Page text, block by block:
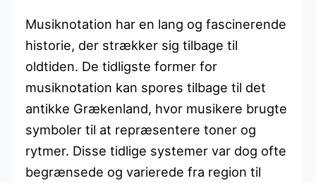
Musiknotation har en lang og fascinerende
historie, der strækker sig tilbage til
oldtiden. De tidligste former for
musiknotation kan spores tilbage til det
antikke Grækenland, hvor musikere brugte
symboler til at repræsentere toner og
rytmer. Disse tidlige systemer var dog ofte
begrænsede og varierede fra region til